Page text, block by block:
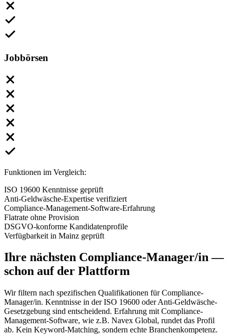
Jobbörsen
Funktionen im Vergleich:
ISO 19600 Kenntnisse geprüft
Anti-Geldwäsche-Expertise verifiziert
Compliance-Management-Software-Erfahrung
Flatrate ohne Provision
DSGVO-konforme Kandidatenprofile
Verfügbarkeit in Mainz geprüft
Ihre nächsten Compliance-Manager/in—
schon auf der Plattform
Wir filtern nach spezifischen Qualifikationen für Compliance-
Manager/in. Kenntnisse in der ISO 19600 oder Anti-Geldwäsche-
Gesetzgebung sind entscheidend. Erfahrung mit Compliance-
Management-Software, wie z.B. Navex Global, rundet das Profil
ab. Kein Keyword-Matching, sondern echte Branchenkompetenz.